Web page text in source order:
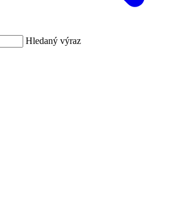
Hledaný výraz